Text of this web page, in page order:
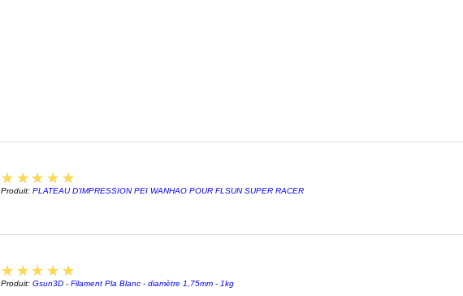
5
★★★★★
Produit: PLATEAU D'IMPRESSION PEI WANHAO POUR FLSUN SUPER RACER
5
★★★★★
Produit: Gsun3D - Filament Pla Blanc - diamètre 1,75mm - 1kg